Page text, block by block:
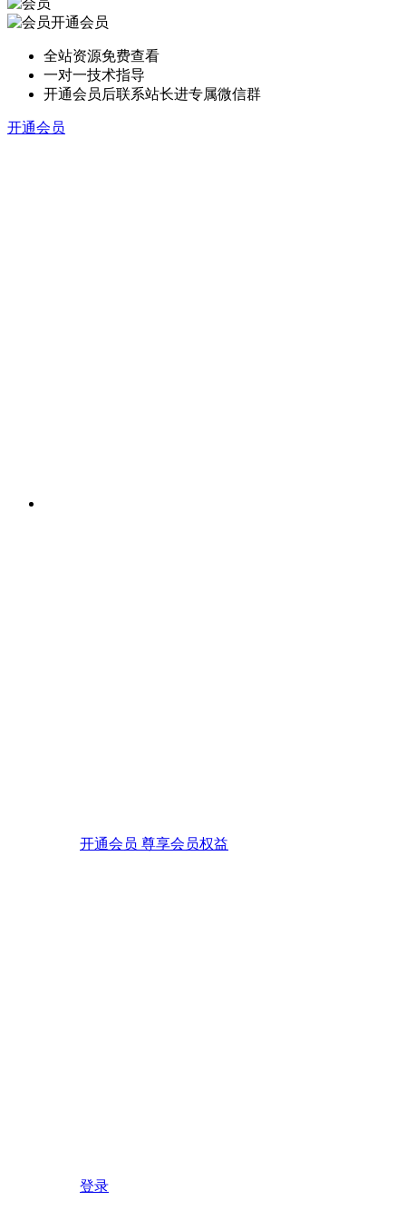
开通会员
全站资源免费查看
一对一技术指导
开通会员后联系站长进专属微信群
开通会员
开通会员 尊享会员权益
登录